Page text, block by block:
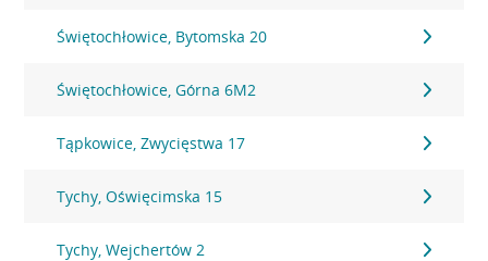
Świętochłowice, Bytomska 20
Świętochłowice, Górna 6M2
Tąpkowice, Zwycięstwa 17
Tychy, Oświęcimska 15
Tychy, Wejchertów 2